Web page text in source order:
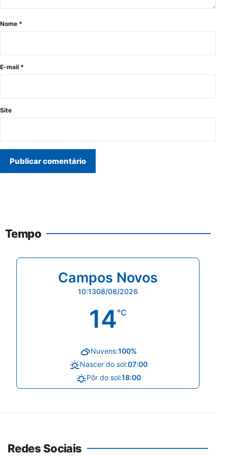
Nome *
E-mail *
Site
Tempo
Campos Novos
10:1308/08/2026
14°C
Nuvens:100%
Nascer do sol:07:00
Pôr do sol:18:00
Redes Sociais